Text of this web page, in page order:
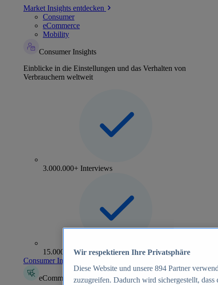
Market Insights entdecken
Consumer
eCommerce
Mobility
Consumer Insights
Einblicke in die Einstellungen und das Verhalten von
Verbrauchern weltweit
3.000.000+ Interviews
15.000+ Marken
Consumer Insights entdecken
eCommerce Insights
Wir respektieren Ihre Privatsphäre
Diese Website und unsere 894 Partner
zuzugreifen. Dadurch wird sichergestellt,